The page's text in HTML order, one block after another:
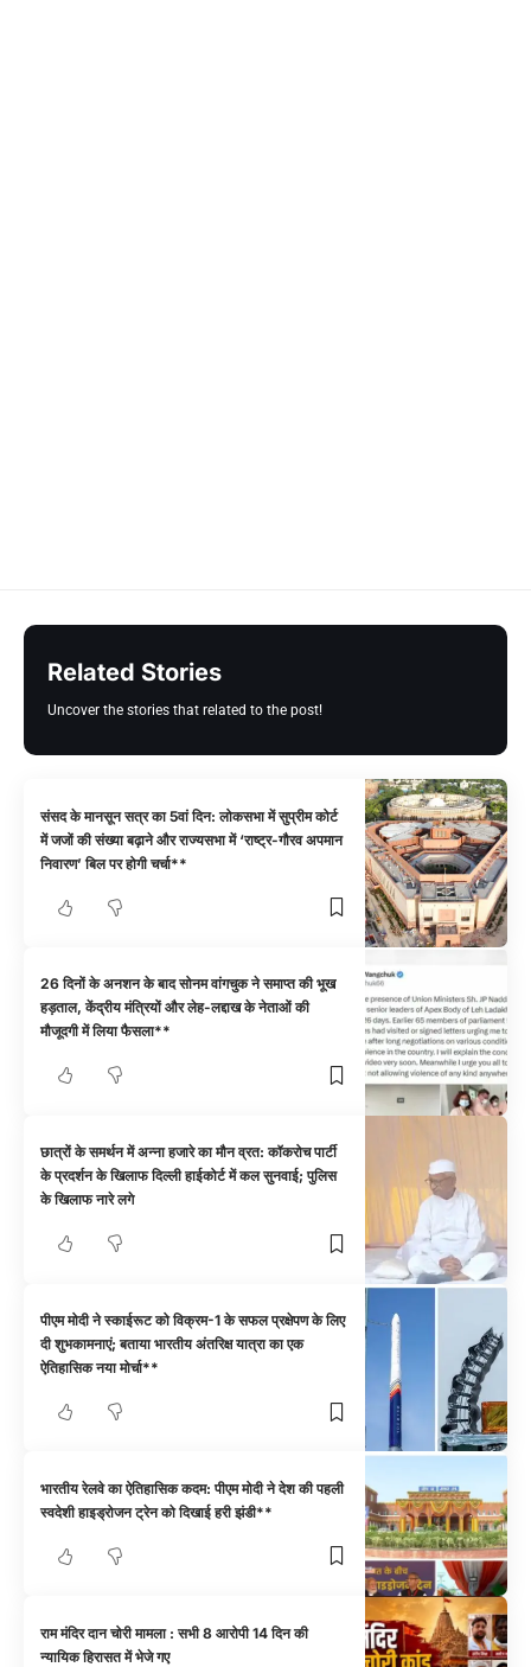
Related Stories
Uncover the stories that related to the post!
संसद के मानसून सत्र का 5वां दिन: लोकसभा में सुप्रीम कोर्ट
में जजों की संख्या बढ़ाने और राज्यसभा में ‘राष्ट्र-गौरव अपमान
निवारण’ बिल पर होगी चर्चा**
26 दिनों के अनशन के बाद सोनम वांगचुक ने समाप्त की भूख
हड़ताल, केंद्रीय मंत्रियों और लेह-लद्दाख के नेताओं की
मौजूदगी में लिया फैसला**
छात्रों के समर्थन में अन्ना हजारे का मौन व्रत: कॉकरोच पार्टी
के प्रदर्शन के खिलाफ दिल्ली हाईकोर्ट में कल सुनवाई; पुलिस
के खिलाफ नारे लगे
पीएम मोदी ने स्काईरूट को विक्रम-1 के सफल प्रक्षेपण के लिए
दी शुभकामनाएं; बताया भारतीय अंतरिक्ष यात्रा का एक
ऐतिहासिक नया मोर्चा**
भारतीय रेलवे का ऐतिहासिक कदम: पीएम मोदी ने देश की पहली
स्वदेशी हाइड्रोजन ट्रेन को दिखाई हरी झंडी**
राम मंदिर दान चोरी मामला : सभी 8 आरोपी 14 दिन की
न्यायिक हिरासत में भेजे गए